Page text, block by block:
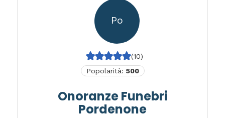
Po
(10)
Popolarità: 500
Onoranze Funebri
Pordenone